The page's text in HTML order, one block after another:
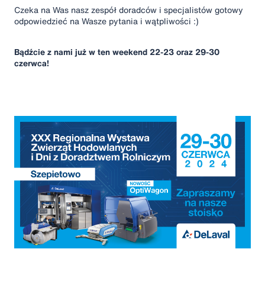
Czeka na Was nasz zespół doradców i specjalistów gotowy
odpowiedzieć na Wasze pytania i wątpliwości :)
Bądźcie z nami już w ten weekend 22-23 oraz 29-30
czerwca!